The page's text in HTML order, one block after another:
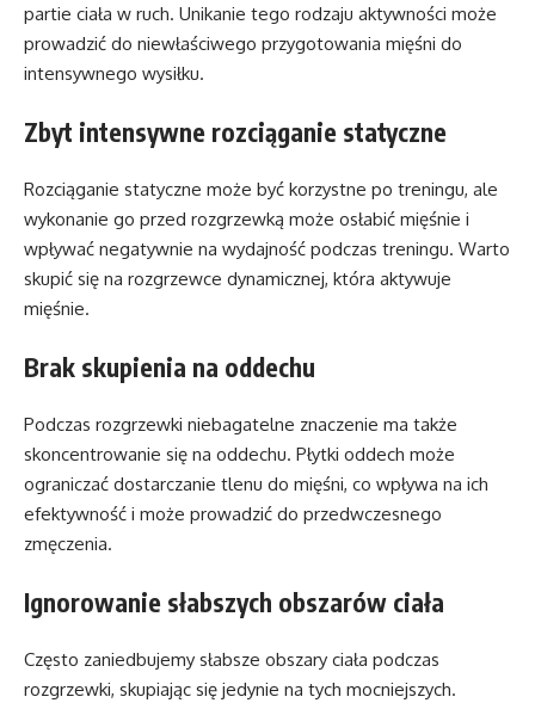
partie ciała w ruch. Unikanie tego rodzaju aktywności może
prowadzić do niewłaściwego przygotowania mięśni do
intensywnego wysiłku.
Zbyt intensywne rozciąganie statyczne
Rozciąganie statyczne może być korzystne po treningu, ale
wykonanie go przed rozgrzewką może osłabić mięśnie i
wpływać negatywnie na wydajność podczas treningu. Warto
skupić się na rozgrzewce dynamicznej, która aktywuje
mięśnie.
Brak skupienia na oddechu
Podczas rozgrzewki niebagatelne znaczenie ma także
skoncentrowanie się na oddechu. Płytki oddech może
ograniczać dostarczanie tlenu do mięśni, co wpływa na ich
efektywność i może prowadzić do przedwczesnego
zmęczenia.
Ignorowanie słabszych obszarów ciała
Często zaniedbujemy słabsze obszary ciała podczas
rozgrzewki, skupiając się jedynie na tych mocniejszych.